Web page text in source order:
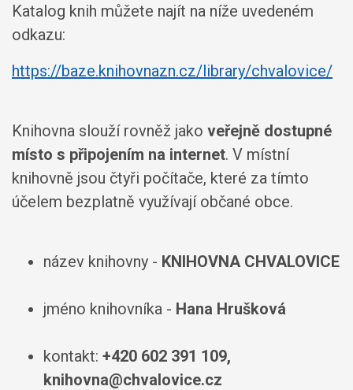
Katalog knih můžete najít na níže uvedeném
odkazu:
https://baze.knihovnazn.cz/library/chvalovice/
Knihovna slouží rovněž jako veřejně dostupné
místo s připojením na internet. V místní
knihovně jsou čtyři počítače, které za tímto
účelem bezplatně využívají občané obce.
název knihovny - KNIHOVNA CHVALOVICE
jméno knihovníka - Hana Hrušková
kontakt: +420 602 391 109,
knihovna@chvalovice.cz